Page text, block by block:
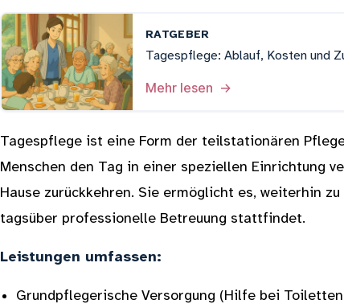
RATGEBER
Tagespflege: Ablauf, Kosten und
Mehr lesen →
Tagespflege ist eine Form der teilstationären
Menschen den Tag in einer speziellen Einrichtung
Hause zurückkehren. Sie ermöglicht es, weiterhin
tagsüber professionelle Betreuung stattfindet.
Leistungen umfassen:
Grundpflegerische Versorgung (Hilfe bei